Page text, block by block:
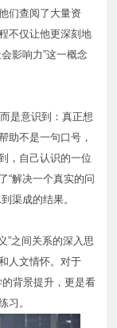
们查阅了大量资
不仅让他更深刻地
影响力”这一概念
是意识到：真正想
助不是一句口号，
，自己认识的一位
“解决一个真实的问
渠成的结果。
”之间关系的深入思
人文情怀。对于
的背景提升，更是看
习。